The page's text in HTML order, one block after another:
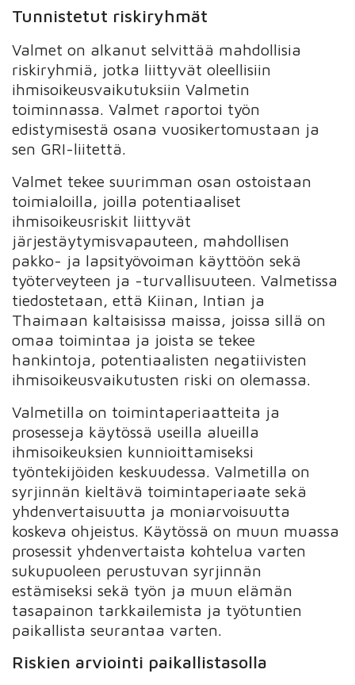
Tunnistetut riskiryhmät
Valmet on alkanut selvittää mahdollisia
riskiryhmiä, jotka liittyvät oleellisiin
ihmisoikeusvaikutuksiin Valmetin
toiminnassa. Valmet raportoi työn
edistymisestä osana vuosikertomustaan ja
sen GRI-liitettä.
Valmet tekee suurimman osan ostoistaan
toimialoilla, joilla potentiaaliset
ihmisoikeusriskit liittyvät
järjestäytymisvapauteen, mahdollisen
pakko- ja lapsityövoiman käyttöön sekä
työterveyteen ja -turvallisuuteen. Valmetissa
tiedostetaan, että Kiinan, Intian ja
Thaimaan kaltaisissa maissa, joissa sillä on
omaa toimintaa ja joista se tekee
hankintoja, potentiaalisten negatiivisten
ihmisoikeusvaikutusten riski on olemassa.
Valmetilla on toimintaperiaatteita ja
prosesseja käytössä useilla alueilla
ihmisoikeuksien kunnioittamiseksi
työntekijöiden keskuudessa. Valmetilla on
syrjinnän kieltävä toimintaperiaate sekä
yhdenvertaisuutta ja moniarvoisuutta
koskeva ohjeistus. Käytössä on muun muassa
prosessit yhdenvertaista kohtelua varten
sukupuoleen perustuvan syrjinnän
estämiseksi sekä työn ja muun elämän
tasapainon tarkkailemista ja työtuntien
paikallista seurantaa varten.
Riskien arviointi paikallistasolla